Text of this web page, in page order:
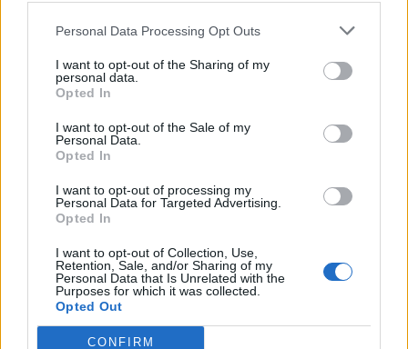
Personal Data Processing Opt Outs
I want to opt-out of the Sharing of my
personal data.
Opted In
I want to opt-out of the Sale of my
Personal Data.
Opted In
I want to opt-out of processing my
Personal Data for Targeted Advertising.
Opted In
I want to opt-out of Collection, Use,
Retention, Sale, and/or Sharing of my
Personal Data that Is Unrelated with the
Purposes for which it was collected.
Opted Out
CONFIRM
Ηλεκτρικό ρεύμα:
Επιδότηση «ψίχουλα» για
τον Απρίλιο - Έρχεται νέο
“Εξοικονομώ”(vid)
24/03/2023 - 09:44
Παρατείνεται έως και 30/6
υπ. Ανάπτυξης
24/03/2023 - 11:17